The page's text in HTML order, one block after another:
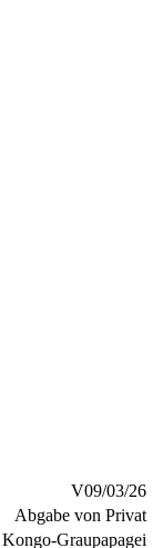
V09/03/26
Abgabe von Privat
Kongo-Graupapagei